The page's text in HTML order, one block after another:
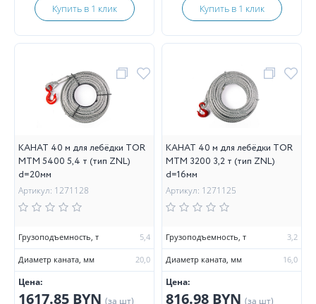
Купить в 1 клик Купить в 1 клик
КАНАТ 40 м для лебёдки TOR
МТМ 5400 5,4 т (тип ZNL)
d=20мм
Артикул: 1271128
Грузоподъемность, т 5,4
Диаметр каната, мм 20,0
Цена:
1617.85 BYN (за шт)
КАНАТ 40 м для лебёдки TOR
МТМ 3200 3,2 т (тип ZNL)
d=16мм
Артикул: 1271125
Грузоподъемность, т 3,2
Диаметр каната, мм 16,0
Цена:
816.98 BYN (за шт)